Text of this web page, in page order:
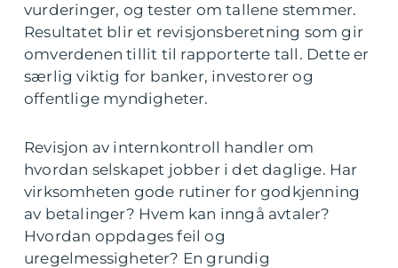
vurderinger, og tester om tallene stemmer.
Resultatet blir et revisjonsberetning som gir
omverdenen tillit til rapporterte tall. Dette er
særlig viktig for banker, investorer og
offentlige myndigheter.
Revisjon av internkontroll handler om
hvordan selskapet jobber i det daglige. Har
virksomheten gode rutiner for godkjenning
av betalinger? Hvem kan inngå avtaler?
Hvordan oppdages feil og
uregelmessigheter? En grundig